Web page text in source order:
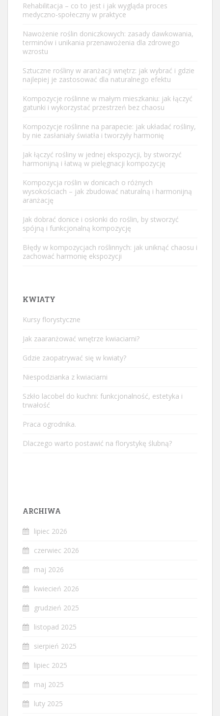
Rehabilitacja – co to jest i jak wygląda proces
medyczno-społeczny w praktyce
Nawożenie roślin doniczkowych: zasady dawkowania,
terminów i unikania przenawożenia dla zdrowego
wzrostu
Sztuczne rośliny w aranżacji wnętrz: jak wybrać i gdzie
najlepiej je zastosować dla naturalnego efektu
Kompozycje roślinne w małym mieszkaniu: jak łączyć
gatunki i wykorzystać przestrzeń bez chaosu
Kompozycje roślinne na parapecie: jak układać rośliny,
by nie zasłaniały światła i tworzyły harmonię
Jak łączyć rośliny w jednej ekspozycji, by stworzyć
harmonijną i łatwą w pielęgnacji kompozycję
Kompozycja roślin w donicach o różnych
wysokościach – jak zbudować naturalną i harmonijną
aranżację
Jak dobrać donice i osłonki do roślin, by stworzyć
spójną i funkcjonalną kompozycję
Błędy w kompozycjach roślinnych: jak uniknąć chaosu i
zachować harmonię ekspozycji
KWIATY
Kursy florystyczne
Jak zaaranżować wnętrze kwiaciarni?
Gdzie zaopatrywać się w kwiaty?
Niespodzianka z kwiaciarni
Szkło lacobel do kuchni: funkcjonalność, estetyka i
trwałość
Praca ogrodnika.
Dlaczego warto postawić na florystykę ślubną?
ARCHIWA
lipiec 2026
czerwiec 2026
maj 2026
kwiecień 2026
grudzień 2025
listopad 2025
sierpień 2025
lipiec 2025
maj 2025
luty 2025